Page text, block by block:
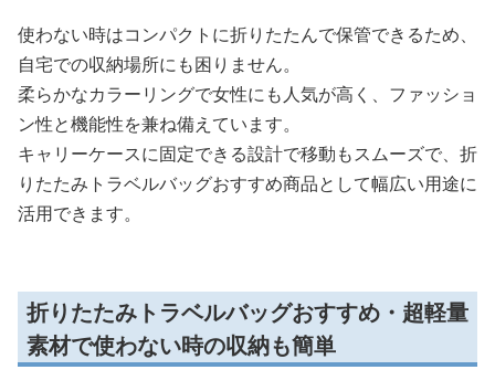
使わない時はコンパクトに折りたたんで保管できるため、
自宅での収納場所にも困りません。
柔らかなカラーリングで女性にも人気が高く、ファッショ
ン性と機能性を兼ね備えています。
キャリーケースに固定できる設計で移動もスムーズで、折
りたたみトラベルバッグおすすめ商品として幅広い用途に
活用できます。
折りたたみトラベルバッグおすすめ・超軽量
素材で使わない時の収納も簡単